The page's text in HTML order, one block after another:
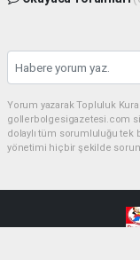
Yorum yazarak Topluluk
gollerbolgesigazetesi.com
dolaylı tüm sorumluluğu tek
yönetimi hiçbir şekilde